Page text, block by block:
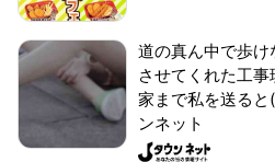
道の真ん中で歩
させてくれた工事
家まで私を送る
ンネット